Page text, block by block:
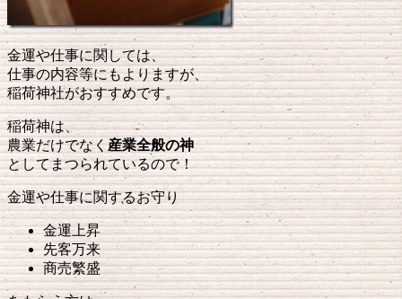
金運や仕事に関しては、
仕事の内容等にもよりますが、
稲荷神社がおすすめです。
稲荷神は、
農業だけでなく産業全般の神
としてまつられているので！
金運や仕事に関するお守り
金運上昇
先客万来
商売繁盛